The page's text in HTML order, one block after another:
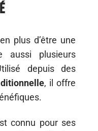
plus d’être une
aussi plusieurs
depuis des
, il offre
connu pour ses